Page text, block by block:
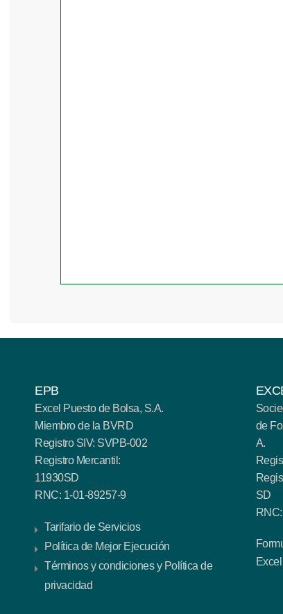
EPB
Excel Puesto de Bolsa, S.A.
Miembro de la BVRD
Registro SIV: SVPB-002
Registro Mercantil:
11930SD
RNC: 1-01-89257-9
Tarifario de Servicios
Política de Mejor Ejecución
Términos y condiciones y Política de
privacidad
de
A.
SD
Excel